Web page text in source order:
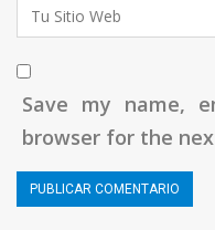
Save my name,
browser for the